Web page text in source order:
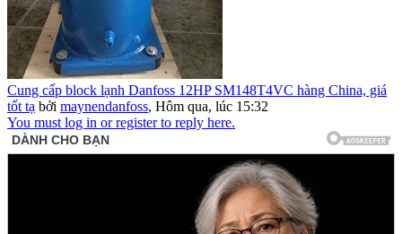
Cung cấp block lạnh Danfoss 12HP SM148T4VC hàng China, giá
tốt tạ bởi maynendanfoss, Hôm qua, lúc 15:32
You must log in or register to reply here.